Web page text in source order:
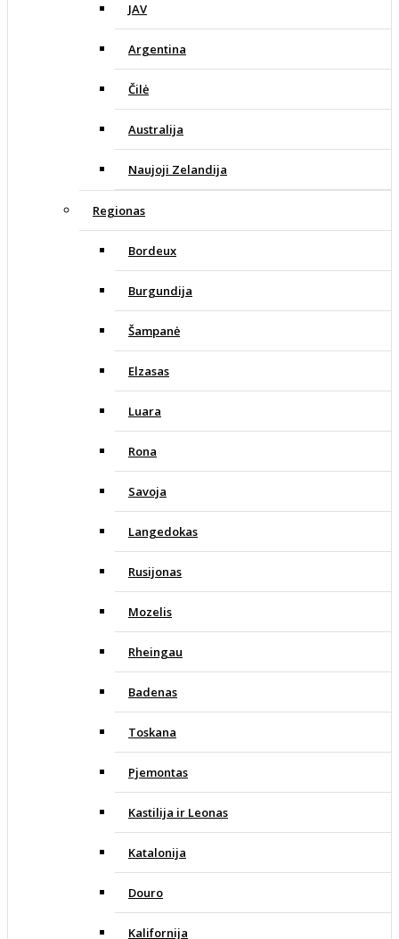
JAV
Argentina
Čilė
Australija
Naujoji Zelandija
Regionas
Bordeux
Burgundija
Šampanė
Elzasas
Luara
Rona
Savoja
Langedokas
Rusijonas
Mozelis
Rheingau
Badenas
Toskana
Pjemontas
Kastilija ir Leonas
Katalonija
Douro
Kalifornija